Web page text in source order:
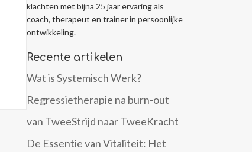
klachten met bijna 25 jaar ervaring als
coach, therapeut en trainer in persoonlijke
ontwikkeling.
Recente artikelen
Wat is Systemisch Werk?
Regressietherapie na burn-out
van TweeStrijd naar TweeKracht
De Essentie van Vitaliteit: Het